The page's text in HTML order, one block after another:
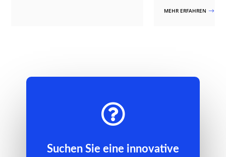
MEHR ERFAHREN $

Suchen Sie eine innovative